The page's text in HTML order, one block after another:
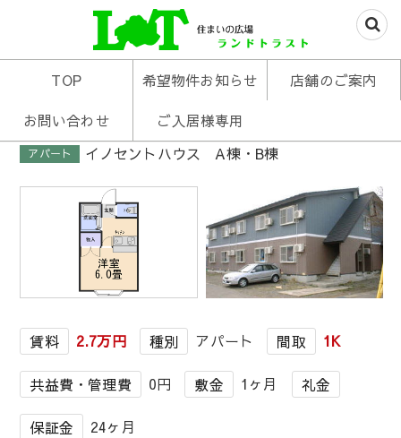
住まいの広場ランド
トラスト
米沢の不動産はお任せあれ
TOP 希望物件お知らせ 店舗のご案内
お問い合わせ ご入居様専用
アパート イノセントハウス A棟・B棟
/1
賃料 2.7万円 種別 アパート 間取 1K
共益費・管理費 0円 敷金 1ヶ月 礼金
保証金 24ヶ月